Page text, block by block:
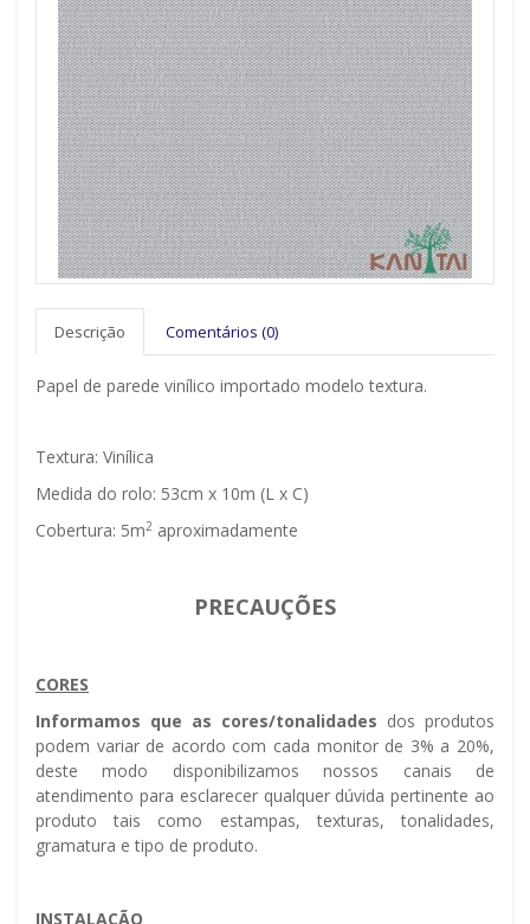
Descrição Comentários (0)
Papel de parede vinílico importado modelo textura.
Textura: Vinílica
Medida do rolo: 53cm x 10m (L x C)
Cobertura: 5m2 aproximadamente
PRECAUÇÕES
CORES
Informamos que as cores/tonalidades dos produtos
podem variar de acordo com cada monitor de 3% a 20%,
deste modo disponibilizamos nossos canais de
atendimento para esclarecer qualquer dúvida pertinente ao
produto tais como estampas, texturas, tonalidades,
gramatura e tipo de produto.
INSTALAÇÃO